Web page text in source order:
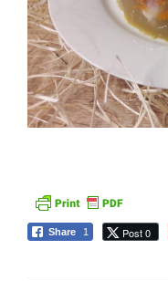
Share 1 Post 0